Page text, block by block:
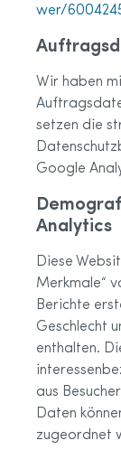
wer/
Wir haben
setzen die
Google
Analytics
Diese
Merkmale“
Berichte
Geschlecht
enthalten.
aus
Daten
zugeordnet